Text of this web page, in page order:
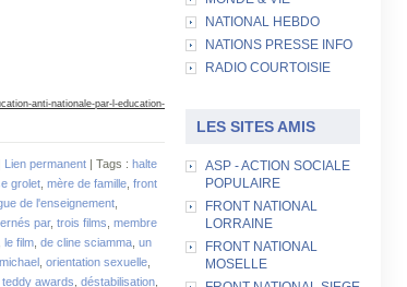
NATIONAL HEBDO
NATIONS PRESSE INFO
RADIO COURTOISIE
LES SITES AMIS
ASP - ACTION SOCIALE
POPULAIRE
FRONT NATIONAL
LORRAINE
FRONT NATIONAL
MOSELLE
anti-nationale-par-l-education-
Lien permanent | Tags : halte
grolet mère de famille front
de l'enseignement
par, trois films membre
le film de cline sciamma un
orientation sexuelle
teddy awards déstabilisation